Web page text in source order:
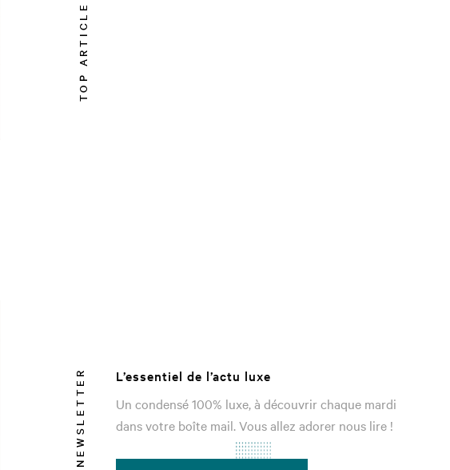
TOP ARTICLE
NEWSLETTER
L’essentiel de l’actu luxe
Un condensé 100% luxe, à découvrir chaque mardi
dans votre boîte mail. Vous allez adorer nous lire !